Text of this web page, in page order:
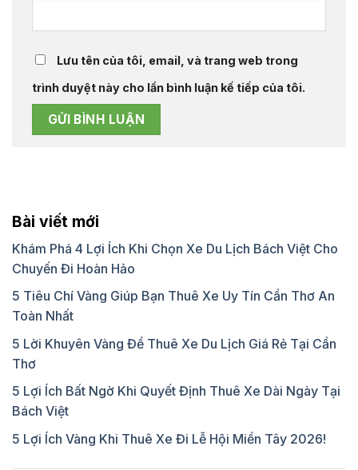
Lưu tên của tôi, email, và trang web trong
trình duyệt này cho lần bình luận kế tiếp của tôi.
Bài viết mới
Khám Phá 4 Lợi Ích Khi Chọn Xe Du Lịch Bách Việt Cho
Chuyến Đi Hoàn Hảo
5 Tiêu Chí Vàng Giúp Bạn Thuê Xe Uy Tín Cần Thơ An
Toàn Nhất
5 Lời Khuyên Vàng Để Thuê Xe Du Lịch Giá Rẻ Tại Cần
Thơ
5 Lợi Ích Bất Ngờ Khi Quyết Định Thuê Xe Dài Ngày Tại
Bách Việt
5 Lợi Ích Vàng Khi Thuê Xe Đi Lễ Hội Miền Tây 2026!